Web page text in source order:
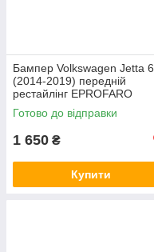
Бампер Volkswagen Jetta 6
(2014-2019) передній
рестайлінг EPROFARO
Готово до відправки
1 650 ₴
Купити